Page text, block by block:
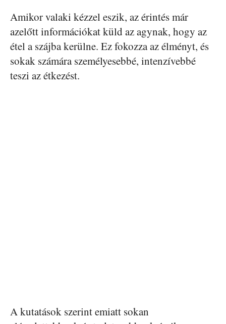
Amikor valaki kézzel eszik, az érintés már
azelőtt információkat küld az agynak, hogy az
étel a szájba kerülne. Ez fokozza az élményt, és
sokak számára személyesebbé, intenzívebbé
teszi az étkezést.
A kutatások szerint emiatt sokan